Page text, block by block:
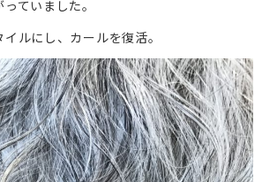
ていました。
ルにし、カールを復活。